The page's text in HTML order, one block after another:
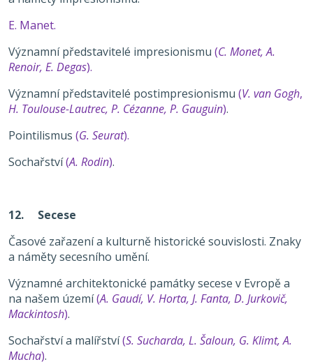
E. Manet.
Významní představitelé impresionismu (C. Monet, A.
Renoir, E. Degas).
Významní představitelé postimpresionismu (V. van Gogh,
H. Toulouse-Lautrec, P. Cézanne, P. Gauguin).
Pointilismus (G. Seurat).
Sochařství(A. Rodin).
12. Secese
Časové zařazení a kulturně historické souvislosti. Znaky
a náměty secesního umění.
Významné architektonické památky secese v Evropě a
na našem území(A. Gaudí, V. Horta, J. Fanta, D. Jurkovič,
Mackintosh).
Sochařství a malířství(S. Sucharda, L. Šaloun, G. Klimt, A.
Mucha).